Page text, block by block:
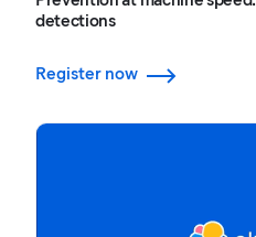
detections
Register now